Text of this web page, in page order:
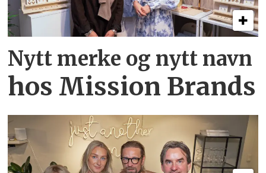
Nytt merke og nytt navn
hos Mission Brands